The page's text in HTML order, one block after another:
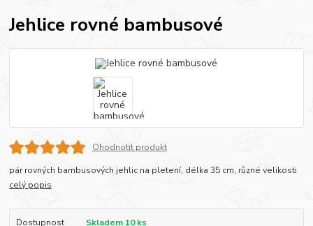
Jehlice rovné bambusové
Ohodnotit produkt
pár rovných bambusových jehlic na pletení, délka 35 cm, různé velikosti
celý popis
Dostupnost
Skladem 10 ks